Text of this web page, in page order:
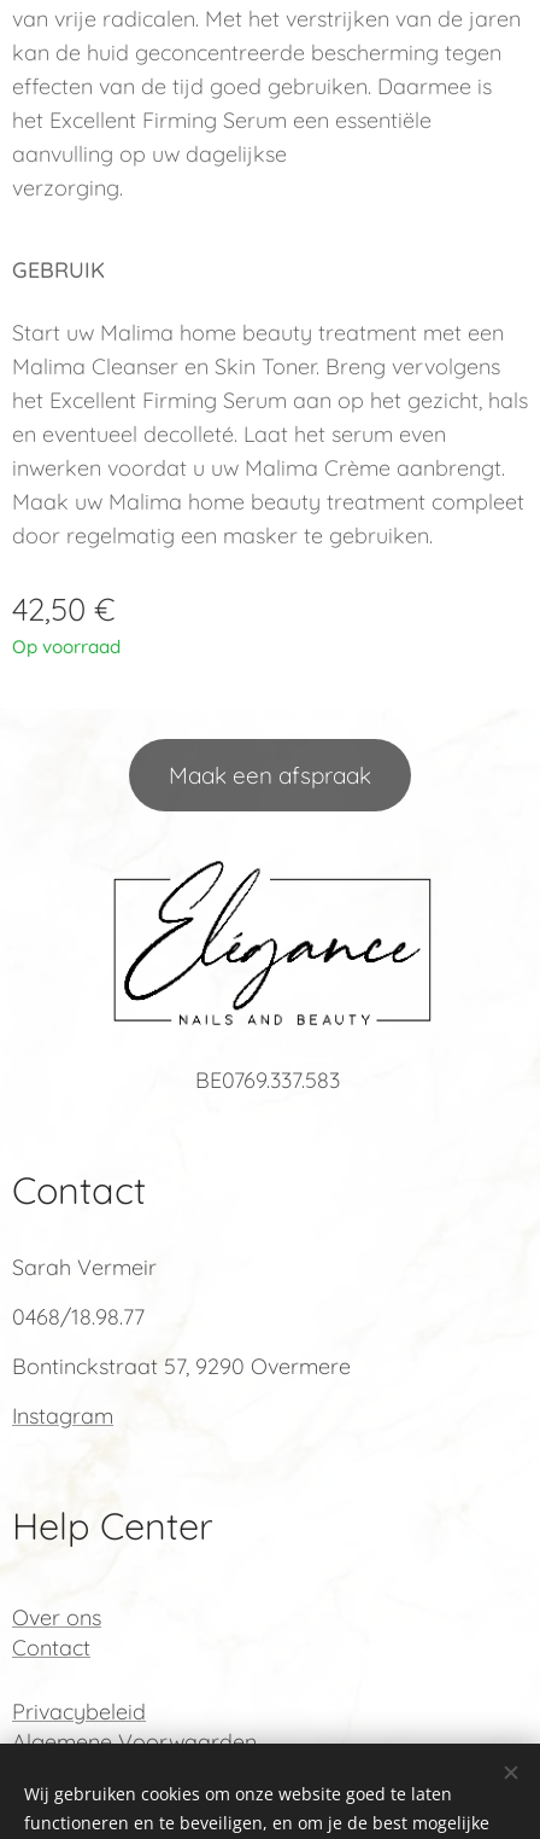
van vrije radicalen. Met het verstrijken van de jaren
kan de huid geconcentreerde bescherming tegen
effecten van de tijd goed gebruiken. Daarmee is
het Excellent Firming Serum een essentiële
aanvulling op uw dagelijkse
verzorging.
GEBRUIK
Start uw Malima home beauty treatment met een
Malima Cleanser en Skin Toner. Breng vervolgens
het Excellent Firming Serum aan op het gezicht, hals
en eventueel decolleté. Laat het serum even
inwerken voordat u uw Malima Crème aanbrengt.
Maak uw Malima home beauty treatment compleet
door regelmatig een masker te gebruiken.
42,50 €
Op voorraad
Maak een afspraak
BE0769.337.583
Contact
Sarah Vermeir
0468/18.98.77
Bontinckstraat 57, 9290 Overmere
Instagram
Help Center
Over ons
Contact
Privacybeleid
Algemene Voorwaarden
Cookies
Wij gebruiken cookies om onze website goed te laten
functioneren en te beveiligen, en om je de best mogelijke